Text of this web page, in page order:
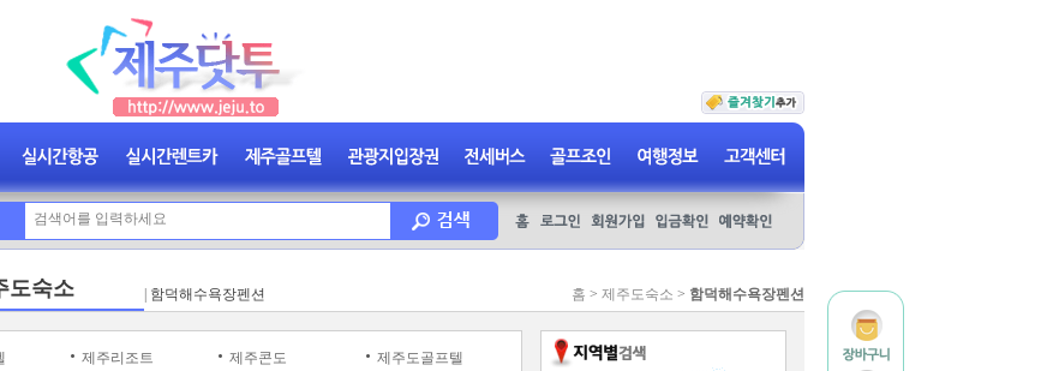
도숙소 함덕해수욕장펜션 홈 > 제주도숙소 > 함덕해수욕장펜션
제주리조트 제주콘도
제주도골프텔